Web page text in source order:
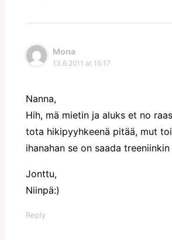
Mona
13.6.2011 at 15:17
Nanna,
Hih, mä mietin ja aluks et no
tota hikipyyhkeenä pitää, mut
ihanahan se on saada
Jonttu,
Niinpä:)
Reply